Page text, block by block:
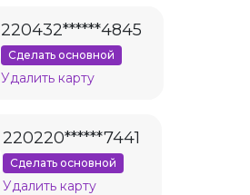
220432******4845
Сделать основной
Удалить карту
220220******7441
Сделать основной
Удалить карту